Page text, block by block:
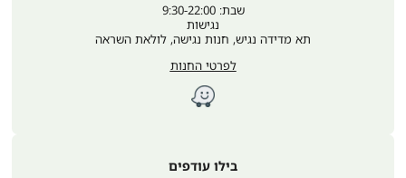
שבת: 9:30-22:00
נגישות
תא מדידה נגיש, חנות נגישה, לולאת השראה
לפרטי החנות
בילו עודפים